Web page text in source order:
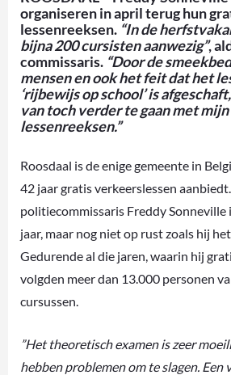
organiseren in april terug hun
lessenreeksen. “In de
bijna 200 cursisten aanwezig”,
commissaris. “Door de
mensen en ook het feit dat het
‘rijbewijs op school’ is
van toch verder te gaan met
lessenreeksen.”
Roosdaal is de enige gemeente in
42 jaar gratis verkeerslessen
politiecommissaris Freddy Sonneville
jaar, maar nog niet op rust zoals hij
Gedurende al die jaren, waarin hij
volgden meer dan 13.000 personen
cursussen.
”Het theoretisch examen is zeer
hebben problemen om te slagen. Een